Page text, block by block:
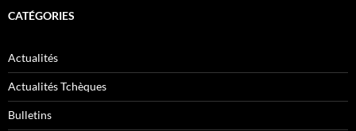
CATÉGORIES
Actualités
Actualités Tchèques
Bulletins